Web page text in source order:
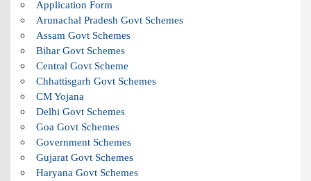
Application Form
Arunachal Pradesh Govt Schemes
Assam Govt Schemes
Bihar Govt Schemes
Central Govt Scheme
Chhattisgarh Govt Schemes
CM Yojana
Delhi Govt Schemes
Goa Govt Schemes
Government Schemes
Gujarat Govt Schemes
Haryana Govt Schemes